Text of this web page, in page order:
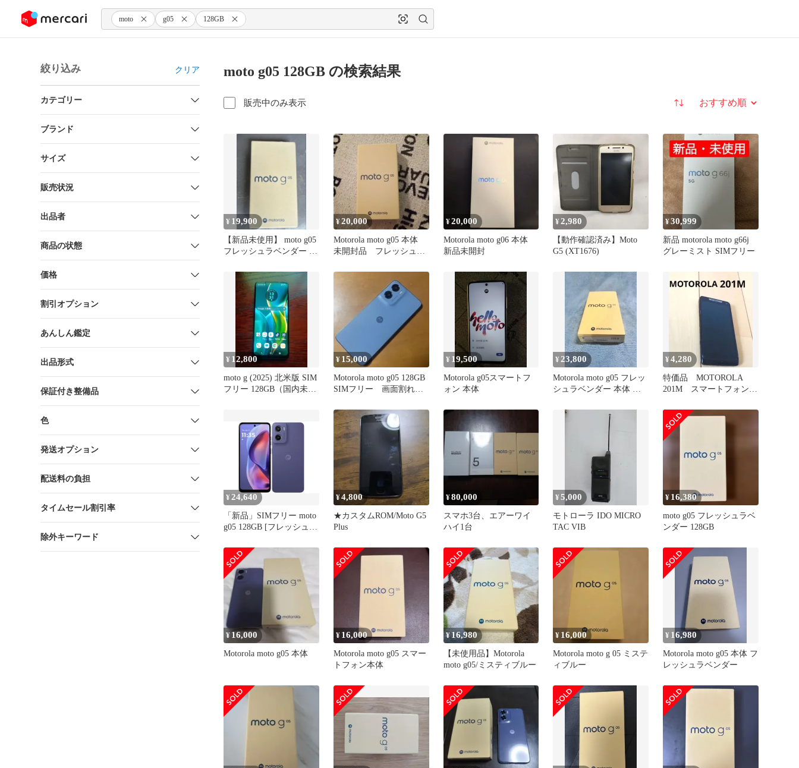
ツにスキップ moto g05 128GB
絞り込み クリア
カテゴリー
ブランド
サイズ
販売状況
出品者
商品の状態
価格
割引オプション
あんしん鑑定
出品形式
保証付き整備品
色
発送オプション
配送料の負担
タイムセール割引率
除外キーワード
moto g05 128GB の検索結果
販売中のみ表示 並び替え
¥ 19,900
【新品未使用】 moto g05
フレッシュラベンダー 未
¥20,000
Motorola moto g05 本体
未開封品 フレッシュラ
¥20,000
Motorola moto g06 本体
新品未開封
¥2,980
【動作確認済み】Moto
G5 (XT1676)
¥30,999
新品 motorola moto g66j
グレーミスト SIMフリー
¥ 12,800
moto g (2025) 北米版 SIM
フリー 128GB（国内未発
¥ 15,000
Motorola moto g05 128GB
SIMフリー 画面割れあ
¥ 19,500
Motorola g05スマートフ
ォン 本体
¥ 23,800
Motorola moto g05 フレッ
シュラベンダー 本体 完
¥4,280
特価品 MOTOROLA
201M スマートフォン
¥ 24,640
「新品」SIMフリー moto
g05 128GB [フレッシュラ
¥4,800
★カスタムROM/Moto G5
Plus
¥80,000
スマホ3台、エアーワイ
ハイ1台
¥5,000
モトローラ IDO MICRO
TAC VIB
¥ 16,380
moto g05 フレッシュラベ
ンダー 128GB
¥ 16,000
Motorola moto g05 本体
¥ 16,000
Motorola moto g05 スマー
トフォン本体
¥ 16,980
【未使用品】Motorola
moto g05/ミスティブルー
¥ 16,000
Motorola moto g 05 ミステ
ィブルー
¥ 16,980
Motorola moto g05 本体 フ
レッシュラベンダー